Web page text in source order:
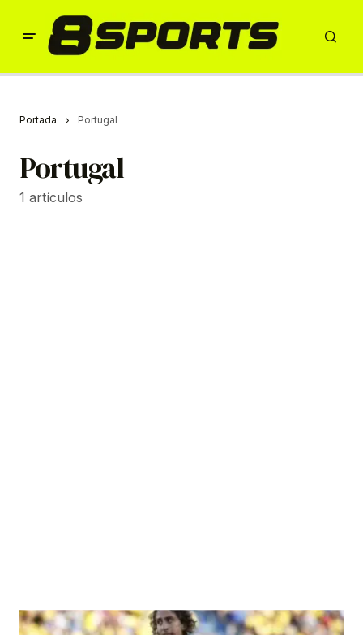
Portada Portugal
Portugal
1 artículos